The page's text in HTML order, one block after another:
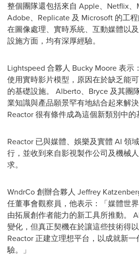
整個團隊還包括來自 Apple、Netflix、
Adobe、Replicate 及 Microsoft 的工
在圖像處理、實時系統、互動媒體以
設施方面，均有深厚經驗。
Lightspeed 合夥人 Bucky Moore 表示
使用實時影片模型，原因在於缺乏能
的基礎設施。 Alberto、Bryce 及其團
業知識與產品願景罕有地結合起來解
Reactor 很有條件成為這個新類別中的
Reactor 已與媒體、娛樂及實體 AI 領
行，並收到來自影視製作公司及機械
求。
WndrCo 創辦合夥人 Jeffrey
任董事會觀察員，他表示：「媒體世
由拓展創作者能力的新工具所推動。
變化，但真正契機在於讓這些技術得以
Reactor 正建立理想平台，以成就新
驗。」